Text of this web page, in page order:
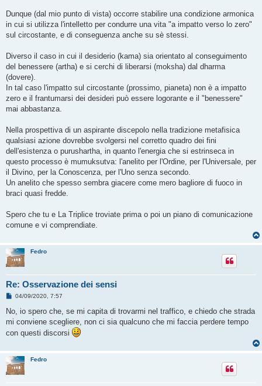
Dunque (dal mio punto di vista) occorre stabilire una condizione armonica
in cui si utilizza l'intelletto per condurre una vita "a impatto verso lo zero"
sul circostante, e di conseguenza anche su sè stessi.
Diverso il caso in cui il desiderio (kama) sia orientato al conseguimento
del benessere (artha) e si cerchi di liberarsi (moksha) dal dharma
(dovere).
In tal caso l'impatto sul circostante (prossimo, pianeta) non è a impatto
zero e il frantumarsi dei desideri può essere logorante e il "benessere"
mai abbastanza.
Nella prospettiva di un aspirante discepolo nella tradizione metafisica
qualsiasi azione dovrebbe svolgersi nel corretto quadro dei fini
dell'esistenza o purushartha, in quanto l'energia che si estrinseca in
questo processo è mumuksutva: l'anelito per l'Ordine, per l'Universale, per
il Divino, per la Conoscenza, per l'Uno senza secondo.
Un anelito che spesso sembra giacere come mero bagliore di fuoco in
braci quasi fredde.
Spero che tu e La Triplice troviate prima o poi un piano di comunicazione
comune e vi comprendiate.
Fedro
Re: Osservazione dei sensi
M
s
a
g
g
o
04/09/2020, 7:57
No, io spero che, se mi capita di trovarmi nel traffico, e chiedo che strada
mi conviene scegliere, non ci sia qualcuno che mi faccia perdere tempo
con questi discorsi
Fedro